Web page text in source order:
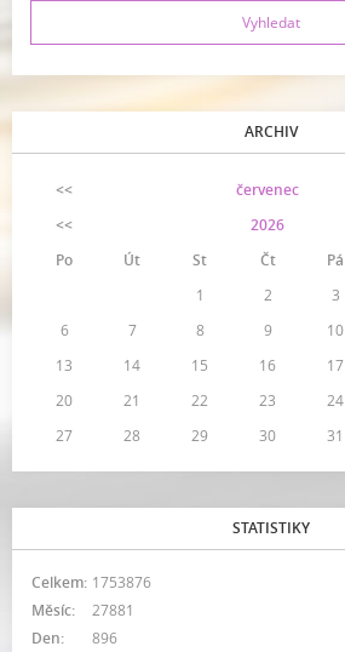
ARCHIV
<< červenec
<<
2026
Po
Út St Čt Pá
1
2 3
6
7 8 9 10
13
14 15 16 17
20
21 22 23 24
27
28 29 30 31
STATISTIKY
Celkem: 1753876
Měsíc:
27881
Den:
896